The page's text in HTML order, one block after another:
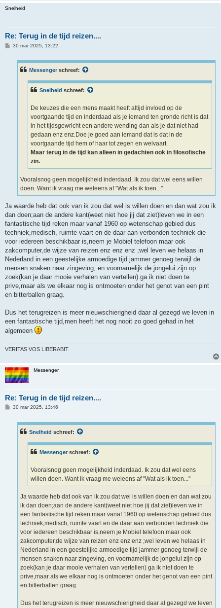
Snelheid
Re: Terug in de tijd reizen....
B30 mar 2025, 13:22
Messenger schreef:
Snelheid schreef:
De keuzes die een mens maakt heeft altijd invloed op de
voortgaande tijd en inderdaad als je iemand ten gronde richt is dat
in het tijdsgewricht een andere wending dan als je dat niet had
gedaan enz enz.Doe je goed aan iemand dat is dat in de
voortgaande tijd hem of haar tot zegen en welvaart.
Maar terug in de tijd kan alleen in gedachten ook in filosofische
zin.
Vooralsnog geen mogelijkheid inderdaad. Ik zou dat wel eens willen
doen. Want ik vraag me weleens af "Wat als ik toen..."
Ja waarde heb dat ook van ik zou dat wel is willen doen en dan wat zou ik
dan doen;aan de andere kant(weet niet hoe jij dat ziet)leven we in een
fantastische tijd reken maar vanaf 1960 op wetenschap gebied dus
techniek,medisch, ruimte vaart en de daar aan verbonden techniek die
voor iedereen beschikbaar is,neem je Mobiel telefoon maar ook
zakcomputer,de wijze van reizen enz enz enz ;wel leven we helaas in
Nederland in een geestelijke armoedige tijd jammer genoeg terwijl de
mensen snaken naar zingeving, en voornamelijk de jongelui zijn op
zoek(kan je daar mooie verhalen van vertellen) ga ik niet doen te
prive,maar als we elkaar nog is ontmoeten onder het genot van een pint
en bitterballen graag.
Dus het terugreizen is meer nieuwschierigheid daar al gezegd we leven in
een fantastische tijd,men heeft het nog nooit zo goed gehad in het
algemeen
VERITAS VOS LIBERABIT.
Messenger
Re: Terug in de tijd reizen....
B30 mar 2025, 13:46
Snelheid schreef:
Messengerschreef:
Vooralsnog geen mogelijkheid inderdaad. Ik zou dat wel eens
willen doen. Want ik vraag me weleens af "Wat als ik toen..."
Ja waarde heb dat ook van ik zou dat wel is willen doen en dan wat zou
ik dan doen;aan de andere kant(weet niet hoe jij dat ziet)leven we in
een fantastische tijd reken maar vanaf 1960 op wetenschap gebied dus
techniek,medisch, ruimte vaart en de daar aan verbonden techniek die
voor iedereen beschikbaar is,neem je Mobiel telefoon maar ook
zakcomputer,de wijze van reizen enz enz enz ;wel leven we helaas in
Nederland in een geestelijke armoedige tijd jammer genoeg terwijl de
mensen snaken naar zingeving, en voornamelijk de jongelui zijn op
zoek(kan je daar mooie verhalen van vertellen) ga ik niet doen te
prive,maar als we elkaar nog is ontmoeten onder het genot van een pint
en bitterballen graag.
Dus het terugreizen is meer nieuwschierigheid daar al gezegd we leven